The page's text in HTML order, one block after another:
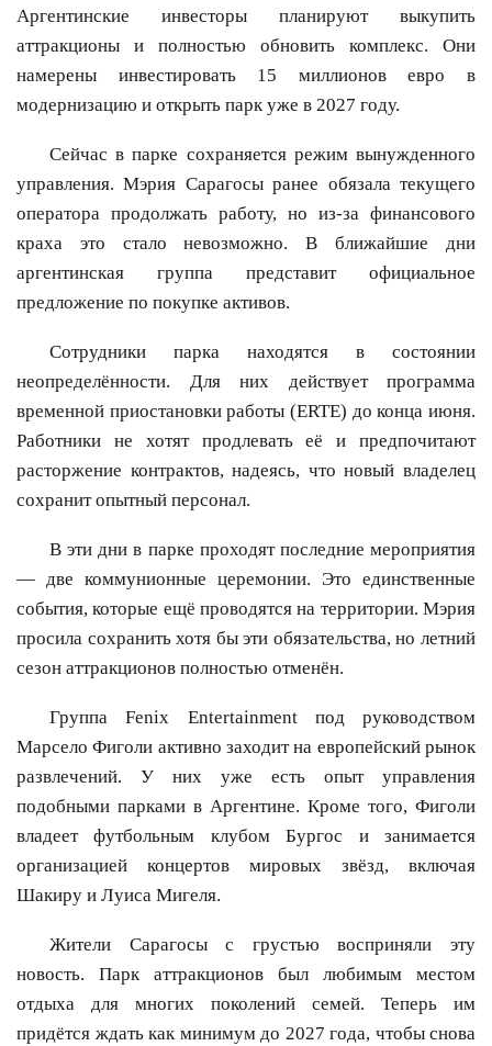
Аргентинские инвесторы планируют выкупить
аттракционы и полностью обновить комплекс. Они
намерены инвестировать 15 миллионов евро в
модернизацию и открыть парк уже в 2027 году.
Сейчас в парке сохраняется режим вынужденного
управления. Мэрия Сарагосы ранее обязала текущего
оператора продолжать работу, но из-за финансового
краха это стало невозможно. В ближайшие дни
аргентинская группа представит официальное
предложение по покупке активов.
Сотрудники парка находятся в состоянии
неопределённости. Для них действует программа
временной приостановки работы (ERTE) до конца июня.
Работники не хотят продлевать её и предпочитают
расторжение контрактов, надеясь, что новый владелец
сохранит опытный персонал.
В эти дни в парке проходят последние мероприятия
— две коммунионные церемонии. Это единственные
события, которые ещё проводятся на территории. Мэрия
просила сохранить хотя бы эти обязательства, но летний
сезон аттракционов полностью отменён.
Группа Fenix Entertainment под руководством
Марсело Фиголи активно заходит на европейский рынок
развлечений. У них уже есть опыт управления
подобными парками в Аргентине. Кроме того, Фиголи
владеет футбольным клубом Бургос и занимается
организацией концертов мировых звёзд, включая
Шакиру и Луиса Мигеля.
Жители Сарагосы с грустью восприняли эту
новость. Парк аттракционов был любимым местом
отдыха для многих поколений семей. Теперь им
придётся ждать как минимум до 2027 года, чтобы снова